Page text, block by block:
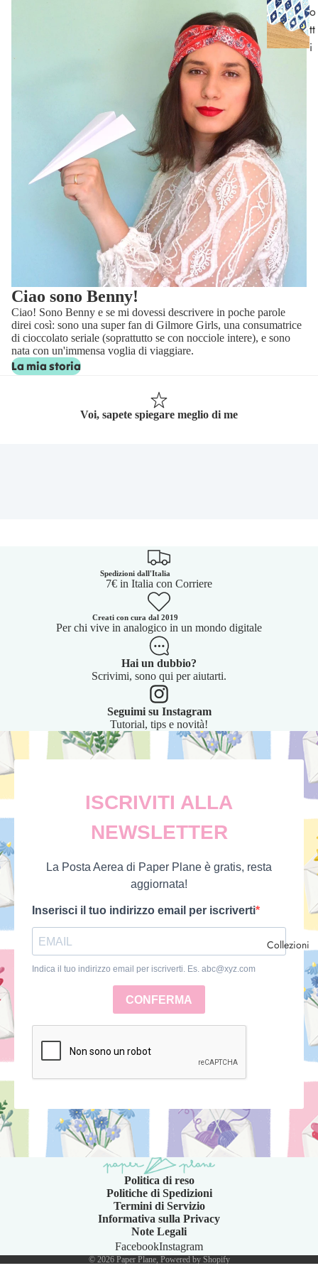
o
tt
i
Collezioni
Ciao sono Benny!
Ciao! Sono Benny e se mi dovessi descrivere in poche parole
direi così: sono una super fan di Gilmore Girls, una consumatrice
di cioccolato seriale (soprattutto se con nocciole intere), e sono
nata con un'immensa voglia di viaggiare.
La mia storia
Voi, sapete spiegare meglio di me
Spedizioni dall'Italia
7€ in Italia con Corriere
Creati con cura dal 2019
Per chi vive in analogico in un mondo digitale
Hai un dubbio?
Scrivimi, sono qui per aiutarti.
Seguimi su Instagram
Tutorial, tips e novità!
Politica di reso
Politiche di Spedizioni
Termini di Servizio
Informativa sulla Privacy
Note Legali
FacebookInstagram
© 2026 Paper Plane, Powered by Shopify